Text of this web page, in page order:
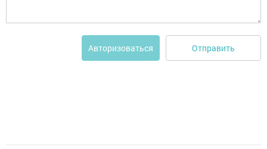
Авторизоваться Отправить